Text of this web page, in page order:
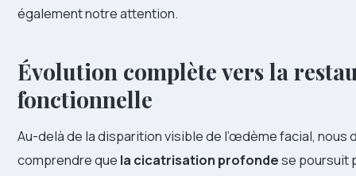
également notre attention.
Évolution complète vers la
fonctionnelle
Au-delà de la disparition visible de l’œdème facial, nous
comprendre que la cicatrisation profondese poursuit